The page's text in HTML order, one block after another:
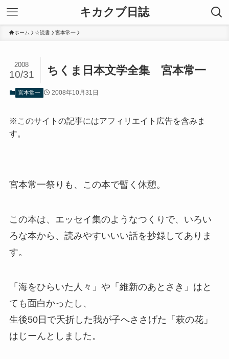
キカクブ日誌
ホーム ☆読書 宮本常一
ちくま日本文学全集 宮本常一
2008
10/31
宮本常一 2008年10月31日
※このサイトの記事にはアフィリエイト広告を含みま
す。
宮本常一祭りも、この本で暫く休憩。
この本は、エッセイ集のようなつくりで、いろい
ろな本から、読みやすいいい話を抄録してありま
す。
「海をひらいた人々」や「維新のあとさき」はと
ても面白かったし、
生後50日で夭折した我が子へささげた「萩の花」
はじーんとしました。